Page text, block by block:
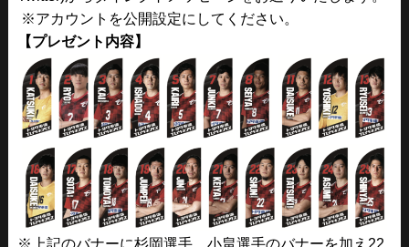
※アカウントを公開設定にしてください。
【プレゼント内容】
※上記のバナーに杉岡選手、小畠選手のバナーを加え22